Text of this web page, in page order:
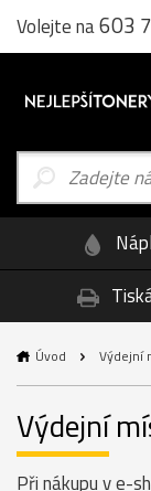
Volejte na603
Úvod Výdejní
Výdejní
Při nákupu v e-